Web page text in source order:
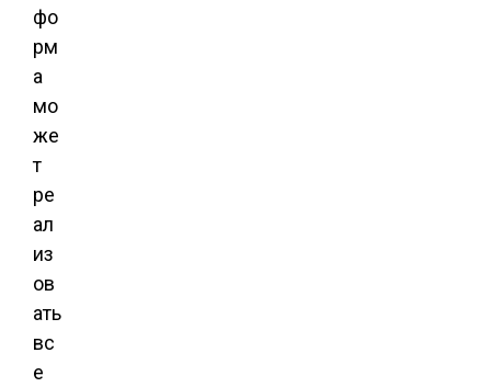
фо
рм
а
мо
же
т
ре
ал
из
ов
ать
вс
е